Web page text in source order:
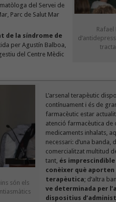
del Servei de
Parc de Salut Mar
de la síndrome de
per Agustín Balboa,
del Centre Mèdic
són els
L’arsenal terapèutic
contínuament i és de
farmacèutic estar
atenció farmacèutica de
medicaments inhalats,
necessari: d’una banda,
comercialitzat multitud
tant, és
conèixer què aporten
terapèutica; d’altra
ve determinada per
dispositius